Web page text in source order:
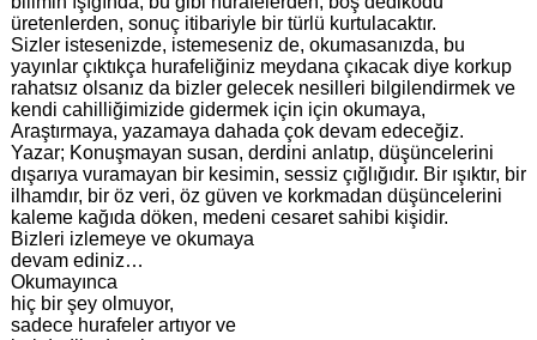
üretenlerden, sonuç itibariyle bir türlü kurtulacaktır.
Sizler istesenizde, istemeseniz de, okumasanızda, bu
yayınlar çıktıkça hurafeliğiniz meydana çıkacak diye korkup
rahatsız olsanız da bizler gelecek nesilleri bilgilendirmek ve
kendi cahilliğimizide gidermek için için okumaya,
Araştırmaya, yazamaya dahada çok devam edeceğiz.
Yazar; Konuşmayan susan, derdini anlatıp, düşüncelerini
dışarıya vuramayan bir kesimin, sessiz çığlığıdır. Bir ışıktır, bir
ilhamdır, bir öz veri, öz güven ve korkmadan düşüncelerini
kaleme kağıda döken, medeni cesaret sahibi kişidir.
Bizleri izlemeye ve okumaya
devam ediniz…
Okumayınca
hiç bir şey olmuyor,
sadece hurafeler artıyor ve